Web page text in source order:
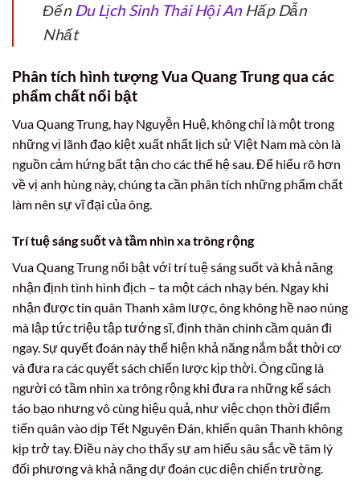
Đến Du Lịch Sinh Thái Hội AnHấp Dẫn
Nhất
Phân tích hình tượng Vua Quang Trung qua các
phẩm chất nổi bật
Vua Quang Trung, hay Nguyễn Huệ, không chỉ là một trong
những vị lãnh đạo kiệt xuất nhất lịch sử Việt Nam mà còn là
nguồn cảm hứng bất tận cho các thế hệ sau. Để hiểu rõ hơn
về vị anh hùng này, chúng ta cần phân tích những phẩm chất
làm nên sự vĩ đại của ông.
Trí tuệ sáng suốt và tầm nhìn xa trông rộng
Vua Quang Trung nổi bật với trí tuệ sáng suốt và khả năng
nhận định tình hình địch – ta một cách nhạy bén. Ngay khi
nhận được tin quân Thanh xâm lược, ông không hề nao núng
mà lập tức triệu tập tướng sĩ, định thân chinh cầm quân đi
ngay. Sự quyết đoán này thể hiện khả năng nắm bắt thời cơ
và đưa ra các quyết sách chiến lược kịp thời. Ông cũng là
người có tầm nhìn xa trông rộng khi đưa ra những kế sách
táo bạo nhưng vô cùng hiệu quả, như việc chọn thời điểm
tiến quân vào dịp Tết Nguyên Đán, khiến quân Thanh không
kịp trở tay. Điều này cho thấy sự am hiểu sâu sắc về tâm lý
đối phương và khả năng dự đoán cục diện chiến trường.